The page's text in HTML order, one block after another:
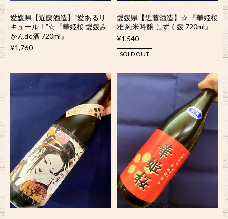
愛媛県【近藤酒造】“愛あるリ
キュール！”☆『華姫桜 愛媛み
かんde酒 720ml』
¥1,760
愛媛県【近藤酒造】☆ 『華姫桜
雅 純米吟醸 しずく媛 720ml』
¥1,540
SOLD OUT